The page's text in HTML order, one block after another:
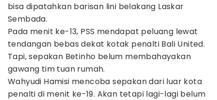
bisa dipatahkan barisan lini belakang Laskar
Sembada.
Pada menit ke-13, PSS mendapat peluang lewat
tendangan bebas dekat kotak penalti Bali United.
Tapi, sepakan Betinho belum membahayakan
gawang tim tuan rumah.
Wahyudi Hamisi mencoba sepakan dari luar kota
penalti di menit ke-19. Akan tetapi lagi-lagi belum